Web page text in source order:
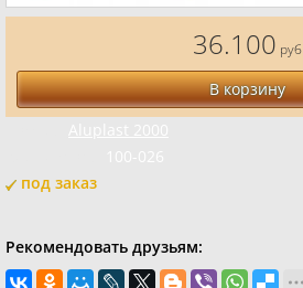
36.100 руб
В корзину
под заказ
Рекомендовать друзьям: